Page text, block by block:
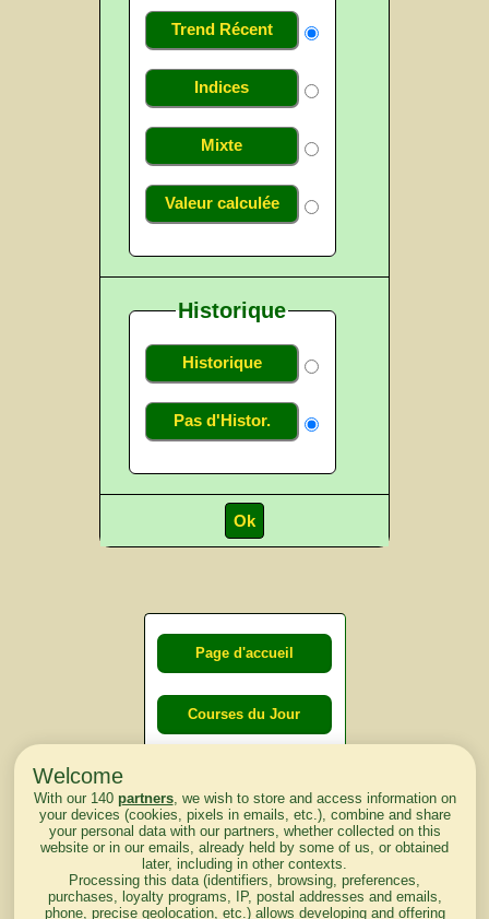
Trend Récent
Indices
Mixte
Valeur calculée
Historique
Historique
Pas d'Histor.
Page d'accueil
Courses du Jour
lendemain
Courses
d'aujourd'hui
Welcome
With our 140 partners, we wish to store and access information on
your devices (cookies, pixels in emails, etc.), combine and share
your personal data with our partners, whether collected on this
website or in our emails, already held by some of us, or obtained
later, including in other contexts.
Processing this data (identifiers, browsing, preferences,
purchases, loyalty programs, IP, postal addresses and emails,
phone, precise geolocation, etc.) allows developing and offering